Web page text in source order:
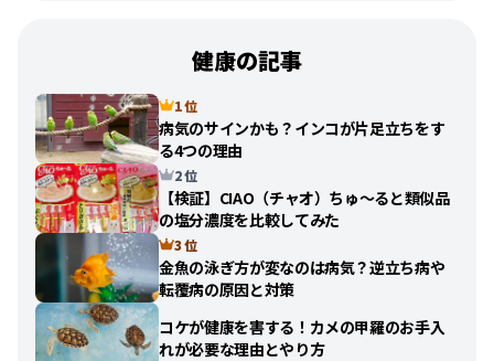
健康の記事
1 位
病気のサインかも？インコが片足立ちをす
る4つの理由
2 位
【検証】CIAO（チャオ）ちゅ〜ると類似品
の塩分濃度を比較してみた
3 位
金魚の泳ぎ方が変なのは病気？逆立ち病や
転覆病の原因と対策
コケが健康を害する！カメの甲羅のお手入
れが必要な理由とやり方